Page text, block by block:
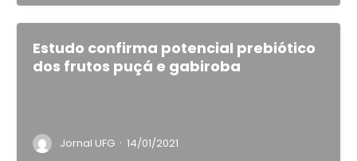
Estudo confirma potencial prebiótico
dos frutos puçá e gabiroba
Jornal UFG · 14/01/2021